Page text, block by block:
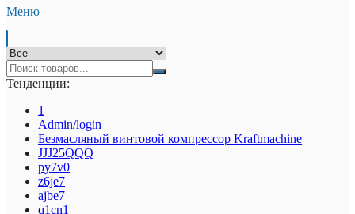
Меню
Тенденции:
1
Admin/login
Безмасляный винтовой компрессор Kraftmaсhine
JJJ25QQQ
py7v0
z6je7
ajbe7
q1cn1